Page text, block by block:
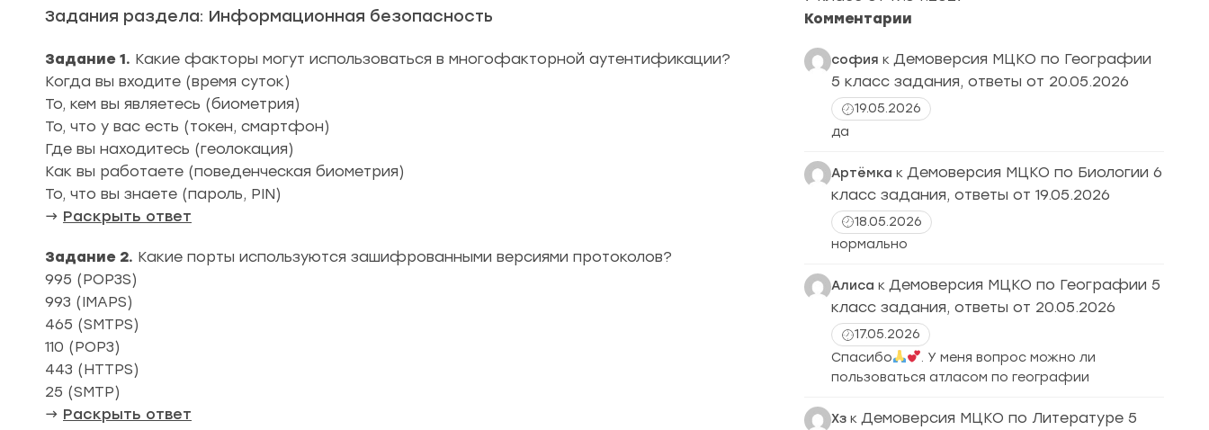
Задания раздела: Информационная безопасность
Задание 1. Какие факторы могут использоваться в многофакторной аутентификации?
Когда вы входите (время суток)
То, кем вы являетесь (биометрия)
То, что у вас есть (токен, смартфон)
Где вы находитесь (геолокация)
Как вы работаете (поведенческая биометрия)
То, что вы знаете (пароль, PIN)
→ Раскрыть ответ
Задание 2. Какие порты используются зашифрованными версиями протоколов?
995 (POP3S)
993 (IMAPS)
465 (SMTPS)
110 (POP3)
443 (HTTPS)
25 (SMTP)
→ Раскрыть ответ
Комментарии
софия к Демоверсия МЦКО по Географии
5 класс задания, ответы от 20.05.2026
19.05.2026
да
Артёмка к Демоверсия МЦКО по Биологии 6
класс задания, ответы от 19.05.2026
18.05.2026
нормально
Алиса к Демоверсия МЦКО по Географии 5
класс задания, ответы от 20.05.2026
17.05.2026
Спасибо
. У меня вопрос можно ли
пользоваться атласом по географии
Хз к Демоверсия МЦКО по Литературе 5